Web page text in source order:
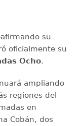
su
oficialmente su
Ocho.
ampliando
regiones del
en
Cobán, dos